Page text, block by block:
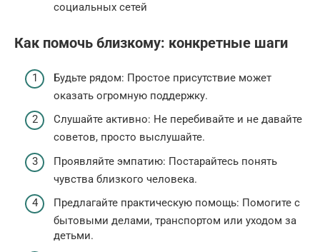
социальных сетей
Как помочь близкому: конкретные шаги
Будьте рядом: Простое присутствие может
оказать огромную поддержку.
Слушайте активно: Не перебивайте и не давайте
советов, просто выслушайте.
Проявляйте эмпатию: Постарайтесь понять
чувства близкого человека.
Предлагайте практическую помощь: Помогите с
бытовыми делами, транспортом или уходом за
детьми.